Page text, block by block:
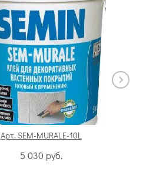
Арт. SEM-MURALE-10L
5 030 руб.